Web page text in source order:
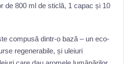
de 800 ml de sticlă, 1 capac și 10
compusă dintr-o bază – un eco-
regenerabile, și uleiuri